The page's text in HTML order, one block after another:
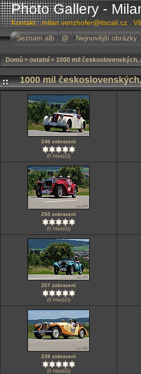
Photo Gallery -
Kontakt : milan.venzhofer@tiscali.cz .
Seznam alb
@ Nejnovější obrázky
Domů > ostatní > 1000 mil československých,
1000 mil
246 zobrazení
(0 hlas(ů))
250 zobrazení
(0 hlas(ů))
257 zobrazení
(0 hlas(ů))
238 zobrazení
(0 hlas(ů))